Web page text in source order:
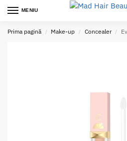
MENIU
Prima pagină / Make-up / Concealer /